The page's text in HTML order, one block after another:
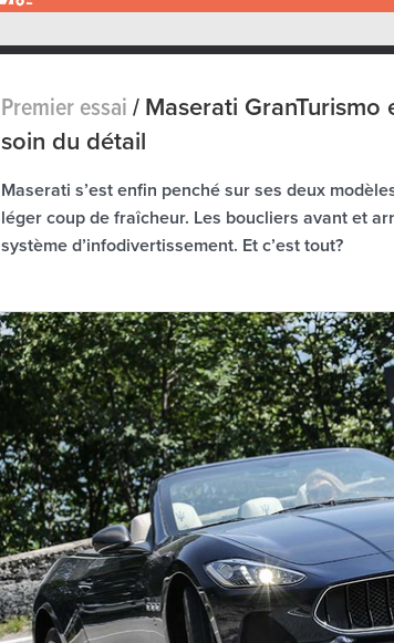
Premier essai/Maserati
soin du détail
Maserati s’est enfin penché sur ses deux
léger coup de fraîcheur. Les boucliers avant et
système d’infodivertissement. Et c’est tout?